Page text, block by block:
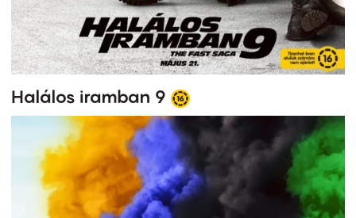
Halálos iramban 9